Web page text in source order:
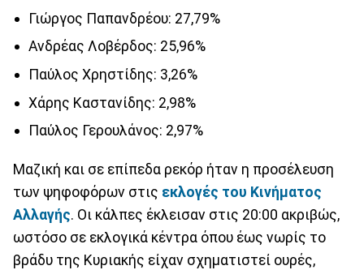
Γιώργος Παπανδρέου: 27,79%
Ανδρέας Λοβέρδος: 25,96%
Παύλος Χρηστίδης: 3,26%
Χάρης Καστανίδης: 2,98%
Παύλος Γερουλάνος: 2,97%
Μαζική και σε επίπεδα ρεκόρ ήταν η προσέλευση
των ψηφοφόρων στις εκλογές του Κινήματος
Αλλαγής. Οι κάλπες έκλεισαν στις 20:00 ακριβώς,
ωστόσο σε εκλογικά κέντρα όπου έως νωρίς το
βράδυ της Κυριακής είχαν σχηματιστεί ουρές,